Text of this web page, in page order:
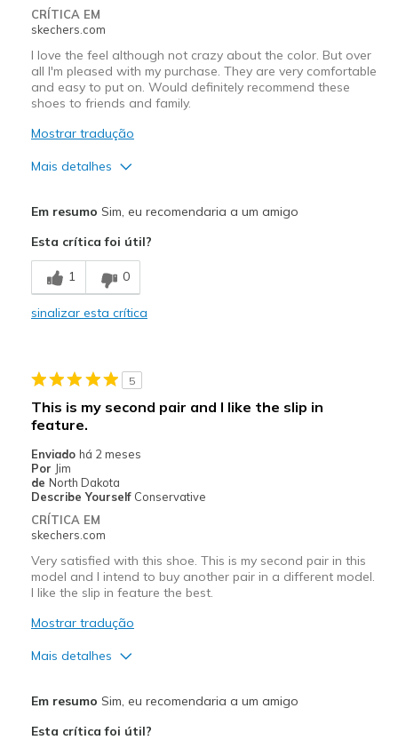
CRÍTICA EM
skechers.com
I love the feel although not crazy about the color. But over
all I'm pleased with my purchase. They are very comfortable
and easy to put on. Would definitely recommend these
shoes to friends and family.
Mostrar tradução
Mais detalhes
Contras
Not crazy about the color
Travel
Width
Sizing
View On Shoes
Em resumo Sim, eu recomendaria a um amigo
Esta crítica foi útil?
1 0
sinalizar esta crítica
5
This is my second pair and I like the slip in
feature.
Enviado há 2 meses
Por Jim
de North Dakota
Describe Yourself Conservative
CRÍTICA EM
skechers.com
Very satisfied with this shoe. This is my second pair in this
model and I intend to buy another pair in a different model.
I like the slip in feature the best.
Mostrar tradução
Mais detalhes
Em resumo Sim, eu recomendaria a um amigo
Esta crítica foi útil?